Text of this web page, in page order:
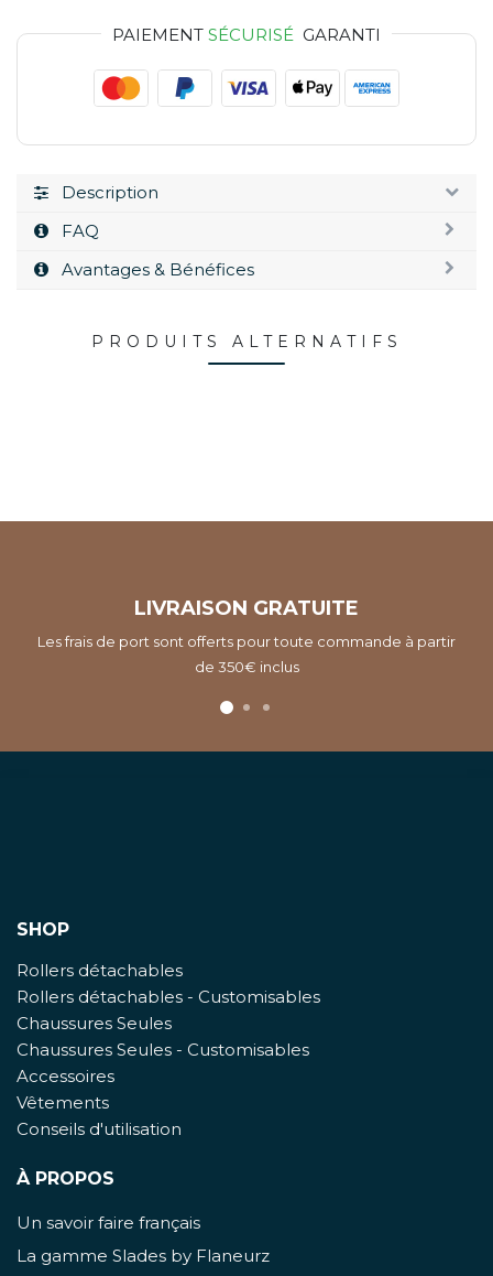
PAIEMENT SÉCURISÉ GARANTI
Description
FAQ
Avantages & Bénéfices
PRODUITS ALTERNATIFS
LIVRAISON GRATUITE
Les frais de port sont offerts pour toute commande à partir
de 350€ inclus
SHOP
Rollers détachables
Rollers détachables - Customisables
Chaussures Seules
Chaussures Seules - Customisables
Accessoires
Vêtements
Conseils d'utilisation
À PROPOS
Un savoir faire français
La gamme Slades by Flaneurz